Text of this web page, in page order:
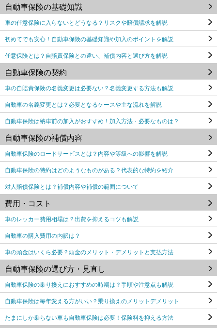
自動車保険の基礎知識
車の任意保険に入らないとどうなる？リスクや賠償請求を解説
初めてでも安心！自動車保険の基礎知識や加入のポイントを解説
任意保険とは？自賠責保険との違い、補償内容と選び方を解説
自動車保険の契約
車の自賠責保険の名義変更は必要ない？名義変更する方法も解説
自動車の名義変更とは？必要となるケースや主な流れを解説
自動車保険は納車前の加入がおすすめ！加入方法・必要なものは？
自動車保険の補償内容
自動車保険のロードサービスとは？内容や等級への影響を解説
自動車保険の特約はどのようなものがある？代表的な特約を紹介
対人賠償保険とは？補償内容や補償の範囲について
費用・コスト
車のレッカー費用相場は？出費を抑えるコツも解説
自動車の購入費用の内訳は？
車の頭金はいくら必要？頭金のメリット・デメリットと支払方法
自動車保険の選び方・見直し
自動車保険の乗り換えにおすすめの時期は？手順や注意点も解説
自動車保険は毎年変える方がいい？乗り換えのメリットデメリット
たまにしか乗らない車も自動車保険は必要！保険料を抑える方法